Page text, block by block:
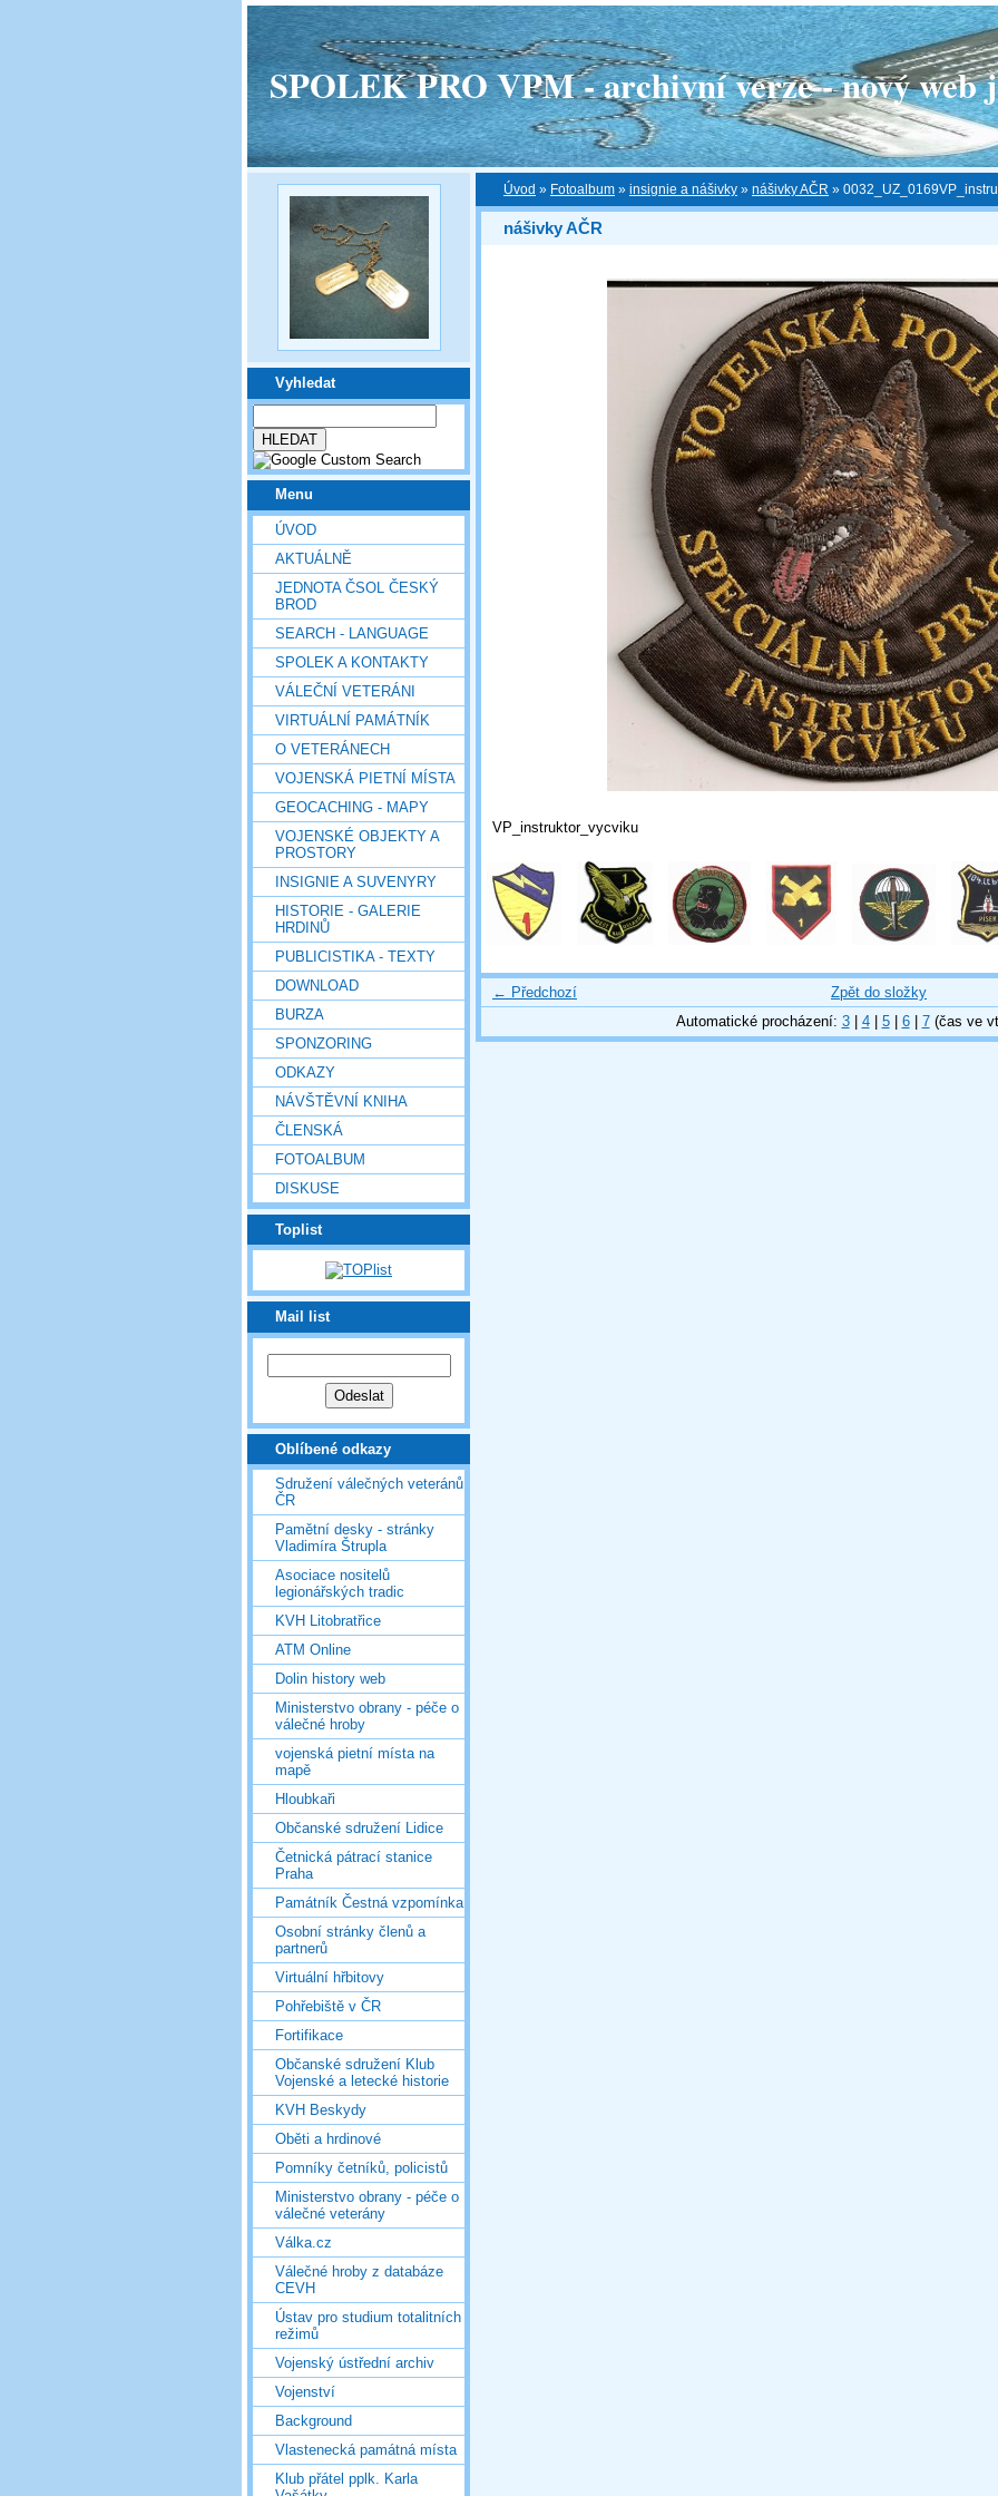
SPOLEK PRO VPM - archivní verze - nový web
Vyhledat
Menu
ÚVOD
AKTUÁLNĚ
JEDNOTA ČSOL ČESKÝ
BROD
SEARCH - LANGUAGE
SPOLEK A KONTAKTY
VÁLEČNÍ VETERÁNI
VIRTUÁLNÍ PAMÁTNÍK
O VETERÁNECH
VOJENSKÁ PIETNÍ MÍSTA
GEOCACHING - MAPY
VOJENSKÉ OBJEKTY A
PROSTORY
INSIGNIE A SUVENYRY
HISTORIE - GALERIE
HRDINŮ
PUBLICISTIKA - TEXTY
DOWNLOAD
BURZA
SPONZORING
ODKAZY
NÁVŠTĚVNÍ KNIHA
ČLENSKÁ
FOTOALBUM
DISKUSE
Toplist
Mail list
Oblíbené odkazy
Sdružení válečných veteránů
ČR
Pamětní desky - stránky
Vladimíra Štrupla
Asociace nositelů
legionářských tradic
KVH Litobratřice
ATM Online
Dolin history web
Ministerstvo obrany - péče o
válečné hroby
vojenská pietní místa na
mapě
Hloubkaři
Občanské sdružení Lidice
Četnická pátrací stanice
Praha
Památník Čestná vzpomínka
Osobní stránky členů a
partnerů
Virtuální hřbitovy
Pohřebiště v ČR
Fortifikace
Občanské sdružení Klub
Vojenské a letecké historie
KVH Beskydy
Oběti a hrdinové
Pomníky četníků, policistů
Ministerstvo obrany - péče o
válečné veterány
Válka.cz
Válečné hroby z databáze
CEVH
Ústav pro studium totalitních
režimů
Vojenský ústřední archiv
Vojenství
Background
Vlastenecká památná místa
Klub přátel pplk. Karla
Úvod » Fotoalbum » insignie a nášivky » nášivky AČR »
nášivky AČR
VP_instruktor_vycviku
← Předchozí
Zpět do složky
Automatické procházení: 3| 4| 5| 6| 7(čas ve